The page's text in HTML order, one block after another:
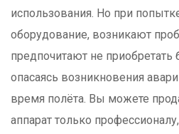
использования. Но при
оборудование, возникают
предпочитают не приобретать
опасаясь возникновения
время полёта. Вы можете
аппарат только